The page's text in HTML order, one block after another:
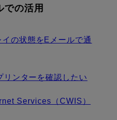
での活用
の状態をEメールで通
リンターを確認したい
Services（CWIS）